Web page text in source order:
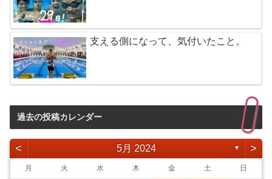
支える側になって、気付いたこと。
過去の投稿カレンダー
< 5月 2024 ▼ >
月 火 水 木 金 土 日